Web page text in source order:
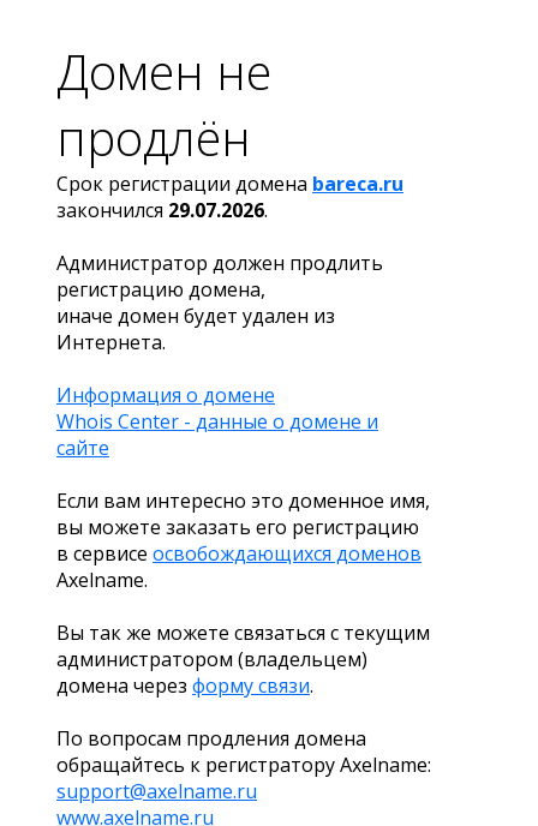
Домен не
продлён
Срок регистрации домена bareca.ru
закончился 29.07.2026.
Администратор должен продлить
регистрацию домена,
иначе домен будет удален из
Интернета.
Информация о домене
Whois Center - данные о домене и
сайте
Если вам интересно это доменное имя,
вы можете заказать его регистрацию
в сервисе освобождающихся доменов
Axelname.
Вы так же можете связаться с текущим
администратором (владельцем)
домена через форму связи.
По вопросам продления домена
обращайтесь к регистратору Axelname:
support@axelname.ru
www.axelname.ru